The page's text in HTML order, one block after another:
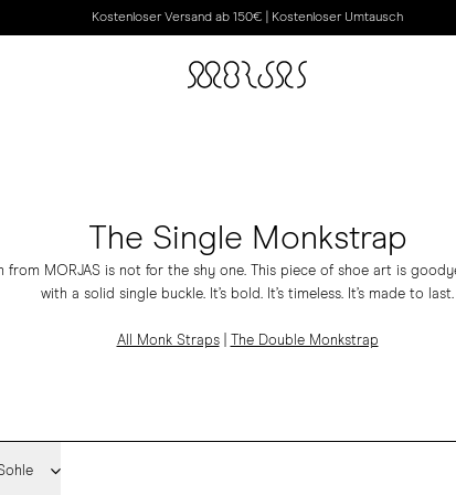
Kostenloser Versand ab 150€ | Kostenloser Umtausch
The Single Monkstrap
from MORJAS is not for the shy one. This piece of shoe art is
with a solid single buckle. It’s bold. It’s timeless. It’s made to last.
All Monk Straps| The Double Monkstrap